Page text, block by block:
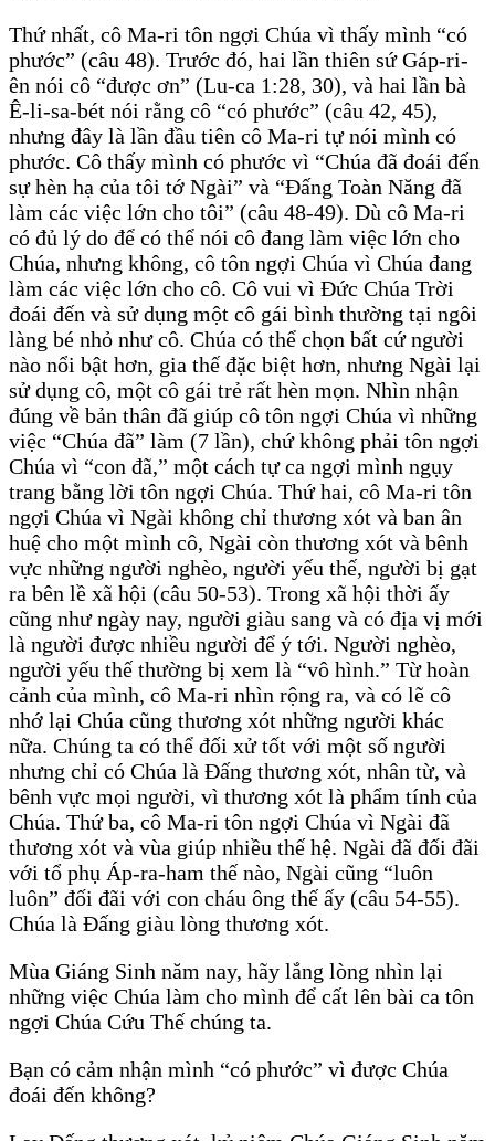
Thứ nhất, cô Ma-ri tôn ngợi Chúa vì thấy mình “có
phước” (câu 48). Trước đó, hai lần thiên sứ Gáp-ri-
ên nói cô “được ơn” (Lu-ca 1:28, 30), và hai lần bà
Ê-li-sa-bét nói rằng cô “có phước” (câu 42, 45),
nhưng đây là lần đầu tiên cô Ma-ri tự nói mình có
phước. Cô thấy mình có phước vì “Chúa đã đoái đến
sự hèn hạ của tôi tớ Ngài” và “Đấng Toàn Năng đã
làm các việc lớn cho tôi” (câu 48-49). Dù cô Ma-ri
có đủ lý do để có thể nói cô đang làm việc lớn cho
Chúa, nhưng không, cô tôn ngợi Chúa vì Chúa đang
làm các việc lớn cho cô. Cô vui vì Đức Chúa Trời
đoái đến và sử dụng một cô gái bình thường tại ngôi
làng bé nhỏ như cô. Chúa có thể chọn bất cứ người
nào nổi bật hơn, gia thế đặc biệt hơn, nhưng Ngài lại
sử dụng cô, một cô gái trẻ rất hèn mọn. Nhìn nhận
đúng về bản thân đã giúp cô tôn ngợi Chúa vì những
việc “Chúa đã” làm (7 lần), chứ không phải tôn ngợi
Chúa vì “con đã,” một cách tự ca ngợi mình ngụy
trang bằng lời tôn ngợi Chúa. Thứ hai, cô Ma-ri tôn
ngợi Chúa vì Ngài không chỉ thương xót và ban ân
huệ cho một mình cô, Ngài còn thương xót và bênh
vực những người nghèo, người yếu thế, người bị gạt
ra bên lề xã hội (câu 50-53). Trong xã hội thời ấy
cũng như ngày nay, người giàu sang và có địa vị mới
là người được nhiều người để ý tới. Người nghèo,
người yếu thế thường bị xem là “vô hình.” Từ hoàn
cảnh của mình, cô Ma-ri nhìn rộng ra, và có lẽ cô
nhớ lại Chúa cũng thương xót những người khác
nữa. Chúng ta có thể đối xử tốt với một số người
nhưng chỉ có Chúa là Đấng thương xót, nhân từ, và
bênh vực mọi người, vì thương xót là phẩm tính của
Chúa. Thứ ba, cô Ma-ri tôn ngợi Chúa vì Ngài đã
thương xót và vùa giúp nhiều thế hệ. Ngài đã đối đãi
với tổ phụ Áp-ra-ham thế nào, Ngài cũng “luôn
luôn” đối đãi với con cháu ông thế ấy (câu 54-55).
Chúa là Đấng giàu lòng thương xót.
Mùa Giáng Sinh năm nay, hãy lắng lòng nhìn lại
những việc Chúa làm cho mình để cất lên bài ca tôn
ngợi Chúa Cứu Thế chúng ta.
Bạn có cảm nhận mình “có phước” vì được Chúa
đoái đến không?